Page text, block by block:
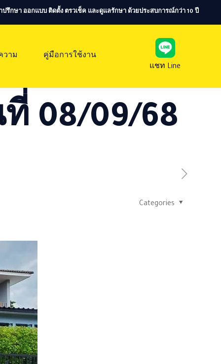
ปรึกษา ออกแบบ ติดตั้ง ตรวเช็ค และดูแลรักษา ด้วยประสบการณ์กว่า 10 ปี
วาม
คู่มือการใช้งาน
แชท Line
08/09/68
Categories